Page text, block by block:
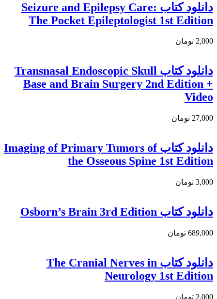
دانلود كتاب Seizure and Epilepsy Care:
The Pocket Epileptologist 1st Edition
2,000 تومان
دانلود کتاب Transnasal Endoscopic Skull
Base and Brain Surgery 2nd Edition +
Video
27,000 تومان
دانلود کتاب Imaging of Primary Tumors of
the Osseous Spine 1st Edition
3,000 تومان
دانلود کتاب Osborn’s Brain 3rd Edition
689,000 تومان
دانلود كتاب The Cranial Nerves in
Neurology 1st Edition
2,000 تومان